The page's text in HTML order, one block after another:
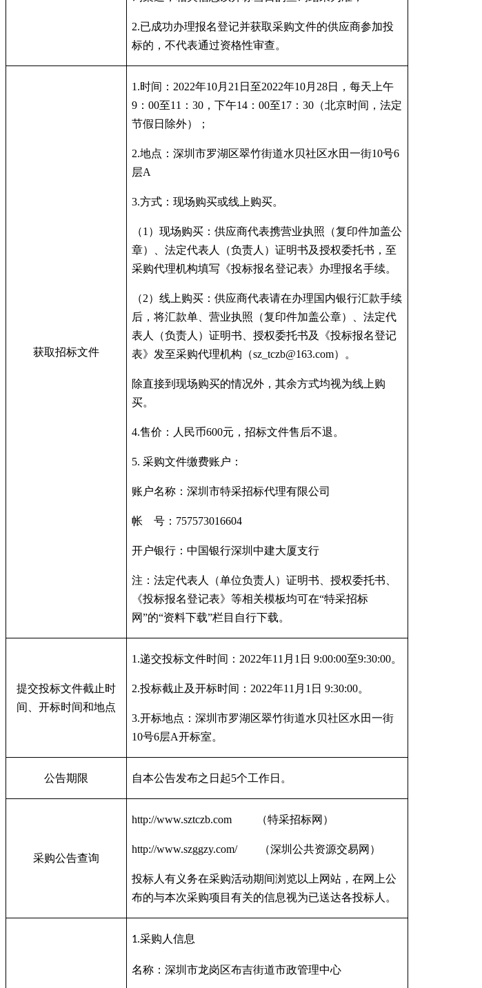
2.已成功办理报名登记并获取采购文件的供应商参加投
标的，不代表通过资格性审查。
获取招标文件
1.时间： 2022年10月 21 日至2022年10月 28日，每天上午
9 ： 00至11 ： 30 ，下午14 ： 00至17 ： 30 （北京时间，法定
节假日除外）；
2.地点：深圳市罗湖区翠竹街道水贝社区水田一街10号6
层A
3.方式：现场购买或线上购买。
（1 ）现场购买：供应商代表携营业执照（复印件加盖公
章）、法定代表人（负责人）证明书及授权委托书，至
采购代理机构填写《投标报名登记表》办理报名手续。
（2）线上购买：供应商代表请在办理国内银行汇款手续
后，将汇款单、营业执照（复印件加盖公章）、法定代
表人（负责人）证明书、授权委托书及《投标报名登记
表》发至采购代理机构（sz_tczb@163.com）。
除直接到现场购买的情况外，其余方式均视为线上购
买。
4.售价：人民币600元，招标文件售后不退。
5. 采购文件缴费账户：
账户名称：深圳市特采招标代理有限公司
帐 号： 757573016604
开户银行：中国银行深圳中建大厦支行
注：法定代表人（单位负责人）证明书、授权委托书、
《投标报名登记表》等相关模板均可在“特采招标
网”的“资料下载”栏目自行下载。
提交投标文件截止时
间、开标时间和地点
1.递交投标文件时间： 2022年11 月 1 日 9:00:00至9:30:00。
2.投标截止及开标时间： 2022年11 月 1 日 9:30:00。
3.开标地点：深圳市罗湖区翠竹街道水贝社区水田一街
10号6层A开标室。
公告期限 自本公告发布之日起5个工作日。
采购公告查询
http://www.sztczb.com （特采招标网）
http://www.szggzy.com/ （深圳公共资源交易网）
投标人有义务在采购活动期间浏览以上网站，在网上公
布的与本次采购项目有关的信息视为已送达各投标人。
1.采购人信息
名称：深圳市龙岗区布吉街道市政管理中心